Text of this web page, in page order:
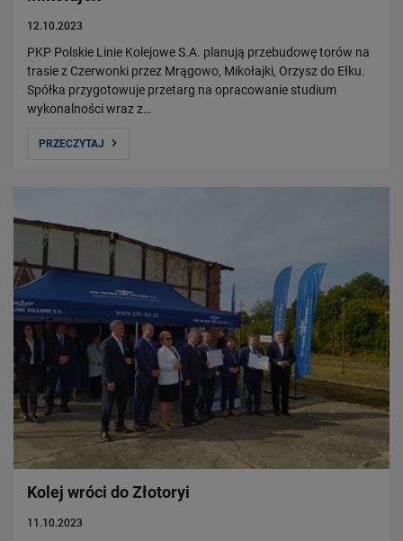
12.10.2023
PKP Polskie Linie Kolejowe S.A. planują przebudowę torów na
trasie z Czerwonki przez Mrągowo, Mikołajki, Orzysz do Ełku.
Spółka przygotowuje przetarg na opracowanie studium
wykonalności wraz z…
PRZECZYTAJ
Kolej wróci do Złotoryi
11.10.2023